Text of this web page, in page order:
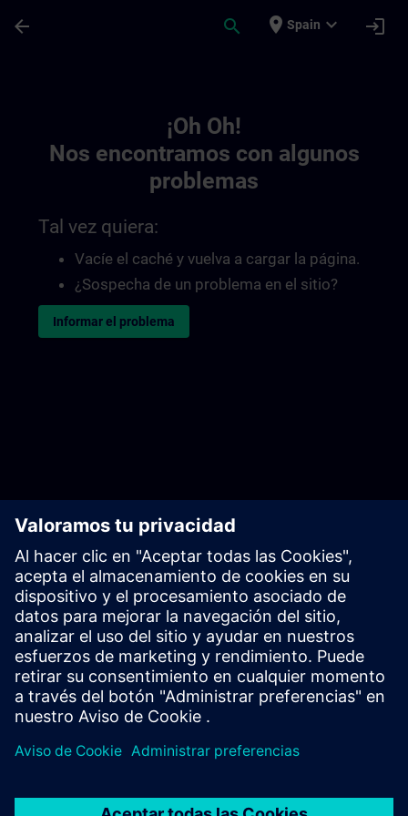
arrow_back search place Spain expand_more login
¡Oh Oh!
Nos encontramos con algunos
problemas
Tal vez quiera:
Vacíe el caché y vuelva a cargar la página.
¿Sospecha de un problema en el sitio?
Informar el problema